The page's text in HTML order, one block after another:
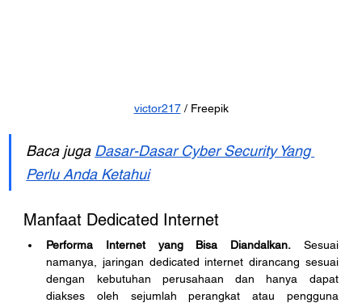
victor217 / Freepik
Baca juga Dasar-Dasar Cyber Security Yang
Perlu Anda Ketahui
Manfaat Dedicated Internet
Performa Internet yang Bisa Diandalkan. Sesuai
namanya, jaringan dedicated internet dirancang sesuai
dengan kebutuhan perusahaan dan hanya dapat
diakses oleh sejumlah perangkat atau pengguna